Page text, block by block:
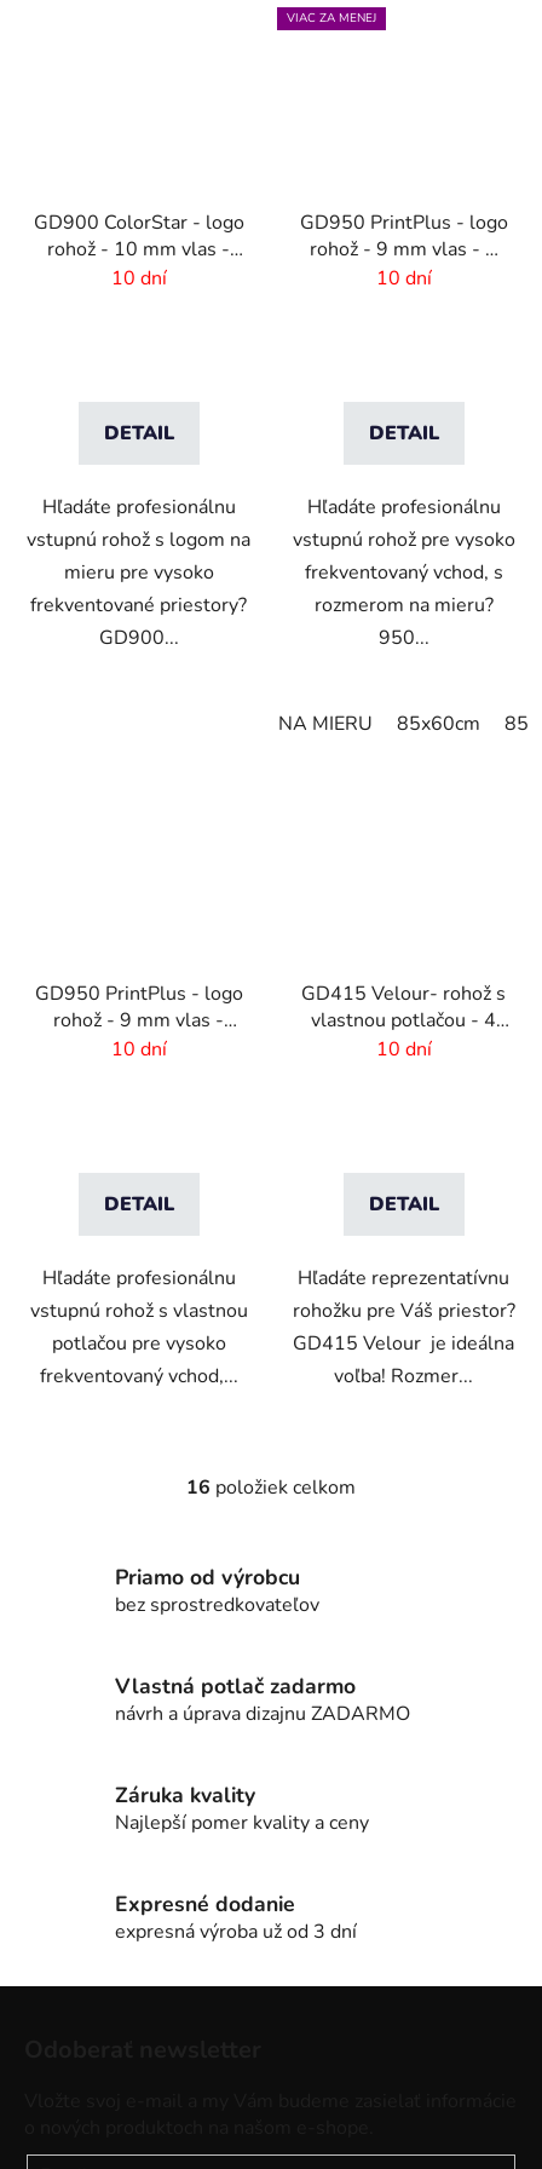
GD900 ColorStar - logo
rohož - 10 mm vlas -
rozmer na mieru
10 dní
DETAIL
Hľadáte profesionálnu
vstupnú rohož s logom na
mieru pre vysoko
frekventované priestory?
GD900...
VIAC ZA MENEJ
GD950 PrintPlus - logo
rohož - 9 mm vlas - 2
cm gumový okraj
10 dní
DETAIL
Hľadáte profesionálnu
vstupnú rohož pre vysoko
frekventovaný vchod, s
rozmerom na mieru?
950...
NA MIERU 85x60cm
GD950 PrintPlus - logo
rohož - 9 mm vlas -
rozmer na zákazku
10 dní
DETAIL
Hľadáte profesionálnu
vstupnú rohož s vlastnou
potlačou pre vysoko
frekventovaný vchod,...
GD415 Velour- rohož s
vlastnou potlačou - 4
mm vlas - rozmer na
10 dní
DETAIL
Hľadáte reprezentatívnu
rohožku pre Váš priestor?
GD415 Velour je ideálna
voľba! Rozmer...
O
á
d
i
e
k
ý
p
s
16 položiek celkom
Priamo od výrobcu
bez sprostredkovateľov
Vlastná potlač zadarmo
návrh a úprava dizajnu ZADARMO
Záruka kvality
Najlepší pomer kvality a ceny
Expresné dodanie
expresná výroba už od 3 dní